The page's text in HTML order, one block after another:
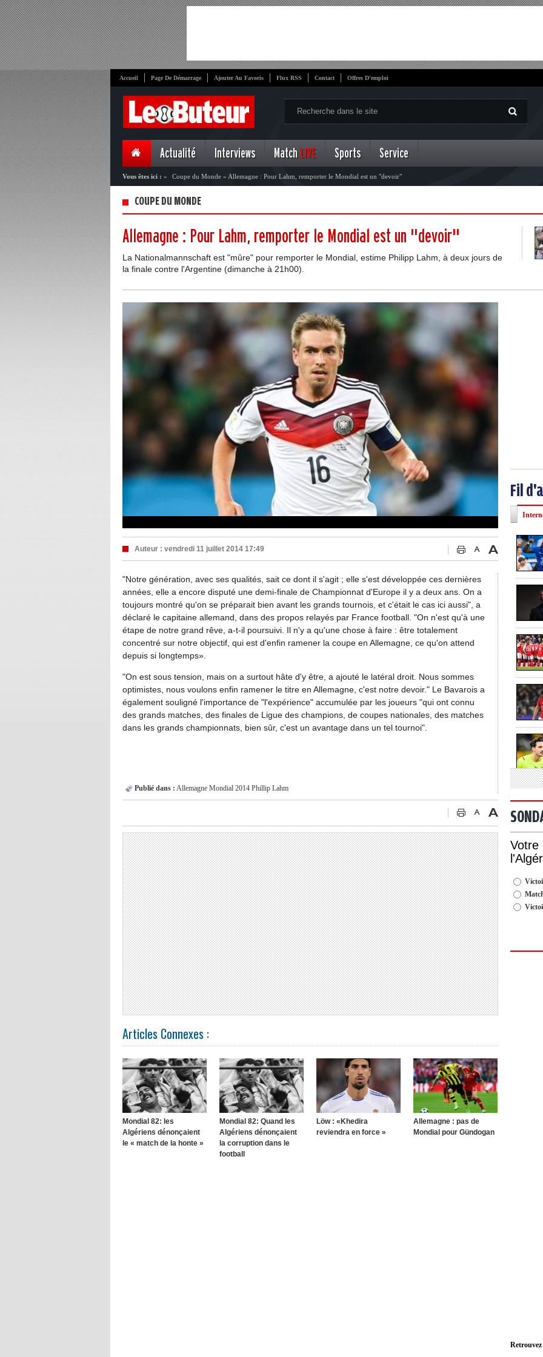
Accueil Page De Démarrage Ajouter Au Favoris Flux RSS Contact Offres D'emploi
Actualité Interviews Match LIVE Sports Service
Vous êtes ici : » Coupe du Monde » Allemagne : Pour Lahm, remporter le Mondial est un "devoir"
COUPE DU MONDE
Allemagne : Pour Lahm, remporter le Mondial est un "devoir"
La Nationalmannschaft est "mûre" pour remporter le Mondial, estime Philipp Lahm, à deux jours de
la finale contre l'Argentine (dimanche à 21h00).
Auteur : vendredi 11 juillet 2014 17:49
"Notre génération, avec ses qualités, sait ce dont il s'agit ; elle s'est développée ces dernières
années, elle a encore disputé une demi-finale de Championnat d'Europe il y a deux ans. On a
toujours montré qu'on se préparait bien avant les grands tournois, et c'était le cas ici aussi", a
déclaré le capitaine allemand, dans des propos relayés par France football. "On n'est qu'à une
étape de notre grand rêve, a-t-il poursuivi. Il n'y a qu'une chose à faire : être totalement
concentré sur notre objectif, qui est d'enfin ramener la coupe en Allemagne, ce qu'on attend
depuis si longtemps».
"On est sous tension, mais on a surtout hâte d'y être, a ajouté le latéral droit. Nous sommes
optimistes, nous voulons enfin ramener le titre en Allemagne, c'est notre devoir." Le Bavarois a
également souligné l'importance de "l'expérience" accumulée par les joueurs "qui ont connu
des grands matches, des finales de Ligue des champions, de coupes nationales, des matches
dans les grands championnats, bien sûr, c'est un avantage dans un tel tournoi".
Publié dans : Allemagne Mondial 2014 Phillip Lahm
Articles Connexes :
Mondial 82: les
Algériens dénonçaient
le « match de la honte »
Mondial 82: Quand les
Algériens dénonçaient
la corruption dans le
football
Löw : «Khedira
reviendra en force »
Allemagne : pas de
Mondial pour Gündogan
Fil
Votre